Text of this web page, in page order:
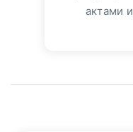
актами